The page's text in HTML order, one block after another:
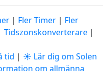
| Fler Timer | Fler
Tidszonskonverterare |
tid | ☀️ Lär dig om Solen
om allmänna